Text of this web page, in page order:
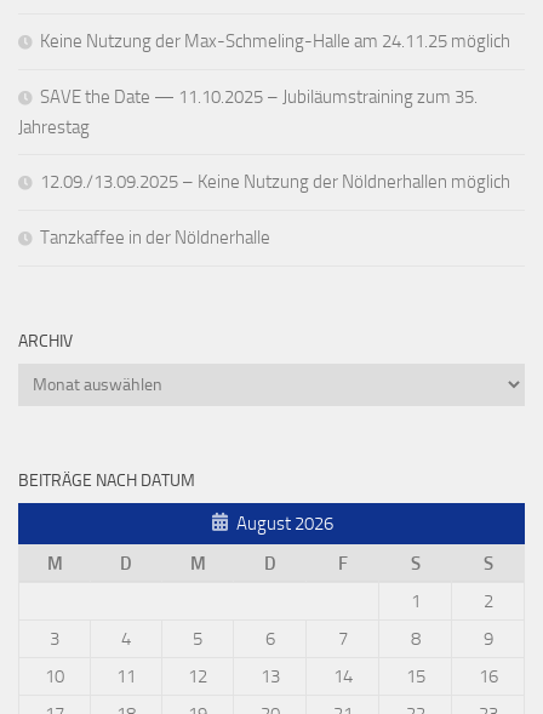
Keine Nutzung der Max-Schmeling-Halle am 24.11.25 möglich
SAVE the Date — 11.10.2025 – Jubiläumstraining zum 35.
Jahrestag
12.09./13.09.2025 – Keine Nutzung der Nöldnerhallen möglich
Tanzkaffee in der Nöldnerhalle
ARCHIV
Archiv
BEITRÄGE NACH DATUM
August 2026
M
D M D F S
S
1
2
3
4 5 6 7 8
9
10
11 12 13 14 15
16